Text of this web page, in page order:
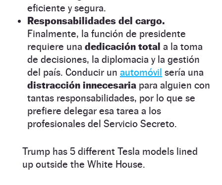
eficiente y segura.
Responsabilidades del cargo.
Finalmente, la función de presidente
requiere una dedicación total a la toma
de decisiones, la diplomacia y la gestión
del país. Conducir un automóvil sería una
distracción innecesaria para alguien con
tantas responsabilidades, por lo que se
prefiere delegar esa tarea a los
profesionales del Servicio Secreto.
Trump has 5 different Tesla models lined
up outside the White House.